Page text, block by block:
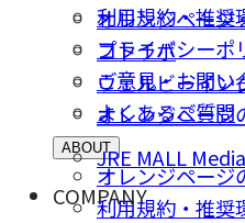
オレンジページ
コトラボ
ウェルビーイン
オレンジページ
JRE MALL Media
利用規約・推奨
プライバシーポ
ご意⾒・お問い
よくあるご質問
ABOUT
オレンジページ
利用規約・推奨
COMPANY